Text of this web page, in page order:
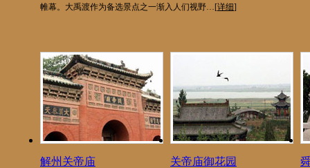
帷幕。大禹渡作为备选景点之一渐入人们视野…[详细]
解州关帝庙 关帝庙御花园